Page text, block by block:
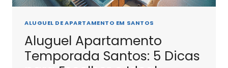
ALUGUEL DE APARTAMENTO EM SANTOS
Aluguel Apartamento
Temporada Santos: 5 Dicas